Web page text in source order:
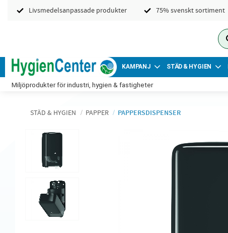
Livsmedelsanpassade produkter 75% svenskt sortiment
KAMPANJ STÄD & HYGIEN
Miljöprodukter för industri, hygien & fastigheter
STÄD & HYGIEN PAPPER PAPPERSDISPENSER